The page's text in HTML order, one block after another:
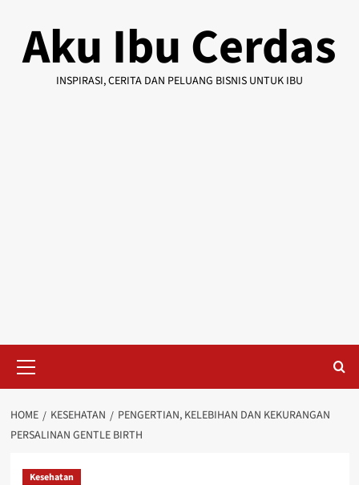
contentAku Ibu Cerdas
INSPIRASI, CERITA DAN PELUANG BISNIS UNTUK IBU
Menu
HOME KESEHATAN
PENGERTIAN, KELEBIHAN DAN KEKURANGAN
PERSALINAN GENTLE BIRTH
Kesehatan